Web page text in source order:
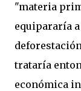
"materia
equipararía a
trataría
económica